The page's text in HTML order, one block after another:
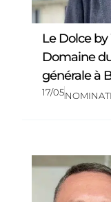
Le Dolce
Domaine
générale à
17/05